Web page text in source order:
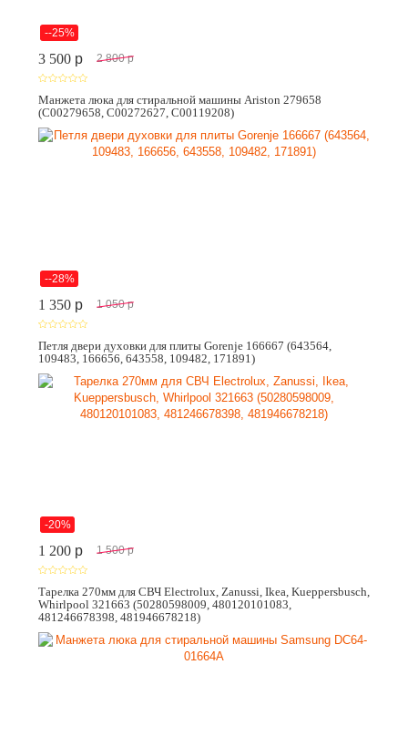
--25%
3 500 p 2 800 p
Манжета люка для стиральной машины Ariston 279658
(C00279658, C00272627, C00119208)
--28%
1 350 p 1 050 p
Петля двери духовки для плиты Gorenje 166667 (643564,
109483, 166656, 643558, 109482, 171891)
-20%
1 200 p 1 500 p
Тарелка 270мм для СВЧ Electrolux, Zanussi, Ikea, Kueppersbusch,
Whirlpool 321663 (50280598009, 480120101083,
481246678398, 481946678218)